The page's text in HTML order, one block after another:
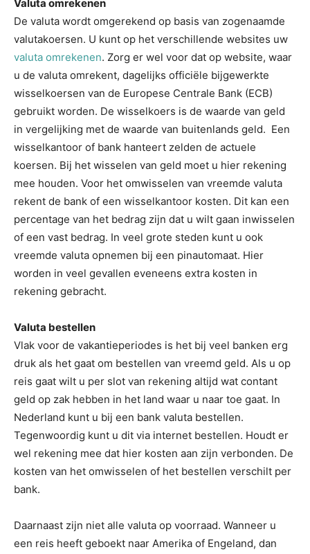
Valuta omrekenen
De valuta wordt omgerekend op basis van zogenaamde
valutakoersen. U kunt op het verschillende websites uw
valuta omrekenen. Zorg er wel voor dat op website, waar
u de valuta omrekent, dagelijks officiële bijgewerkte
wisselkoersen van de Europese Centrale Bank (ECB)
gebruikt worden. De wisselkoers is de waarde van geld
in vergelijking met de waarde van buitenlands geld. Een
wisselkantoor of bank hanteert zelden de actuele
koersen. Bij het wisselen van geld moet u hier rekening
mee houden. Voor het omwisselen van vreemde valuta
rekent de bank of een wisselkantoor kosten. Dit kan een
percentage van het bedrag zijn dat u wilt gaan inwisselen
of een vast bedrag. In veel grote steden kunt u ook
vreemde valuta opnemen bij een pinautomaat. Hier
worden in veel gevallen eveneens extra kosten in
rekening gebracht.
Valuta bestellen
Vlak voor de vakantieperiodes is het bij veel banken erg
druk als het gaat om bestellen van vreemd geld. Als u op
reis gaat wilt u per slot van rekening altijd wat contant
geld op zak hebben in het land waar u naar toe gaat. In
Nederland kunt u bij een bank valuta bestellen.
Tegenwoordig kunt u dit via internet bestellen. Houdt er
wel rekening mee dat hier kosten aan zijn verbonden. De
kosten van het omwisselen of het bestellen verschilt per
bank.
Daarnaast zijn niet alle valuta op voorraad. Wanneer u
een reis heeft geboekt naar Amerika of Engeland, dan